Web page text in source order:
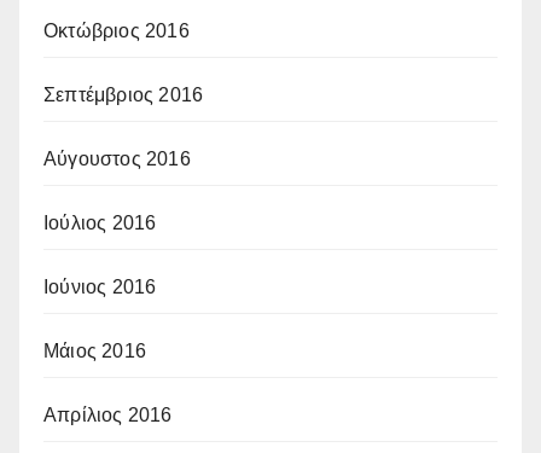
Οκτώβριος 2016
Σεπτέμβριος 2016
Αύγουστος 2016
Ιούλιος 2016
Ιούνιος 2016
Μάιος 2016
Απρίλιος 2016